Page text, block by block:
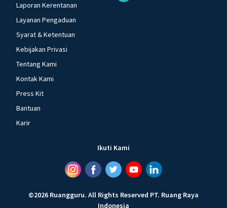
Laporan Kerentanan
Layanan Pengaduan
Syarat & Ketentuan
Kebijakan Privasi
Tentang Kami
Kontak Kami
Press Kit
Bantuan
Karir
Ikuti Kami
©2026 Ruangguru. All Rights Reserved PT. Ruang Raya
Indonesia